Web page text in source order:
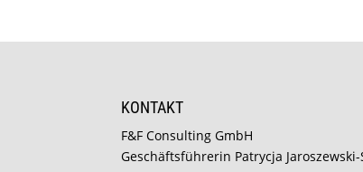
KONTAKT
F&F Consulting GmbH
Geschäftsführerin Patrycja Jaroszewski-